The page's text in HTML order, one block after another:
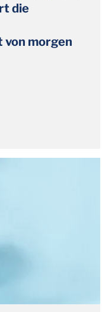
die
morgen